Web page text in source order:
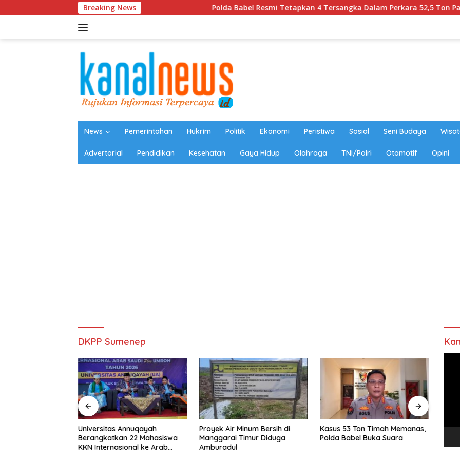
ke
Breaking News Polda Babel Resmi Tetapkan 4 Tersangka Dalam Perkara 52,5 Ton Pasir Timah Ilegal
News Pemerintahan Hukrim Politik Ekonomi Peristiwa Sosial Seni Budaya
Advertorial Pendidikan Kesehatan Gaya Hidup Olahraga TNI/Polri Otomotif Opini
DKPP Sumenep
Universitas Annuqayah
Berangkatkan 22 Mahasiswa
KKN Internasional ke Arab
Proyek Air Minum Bersih di
Manggarai Timur Diduga
Amburadul
Kasus 53 Ton Timah Memanas,
Polda Babel Buka Suara